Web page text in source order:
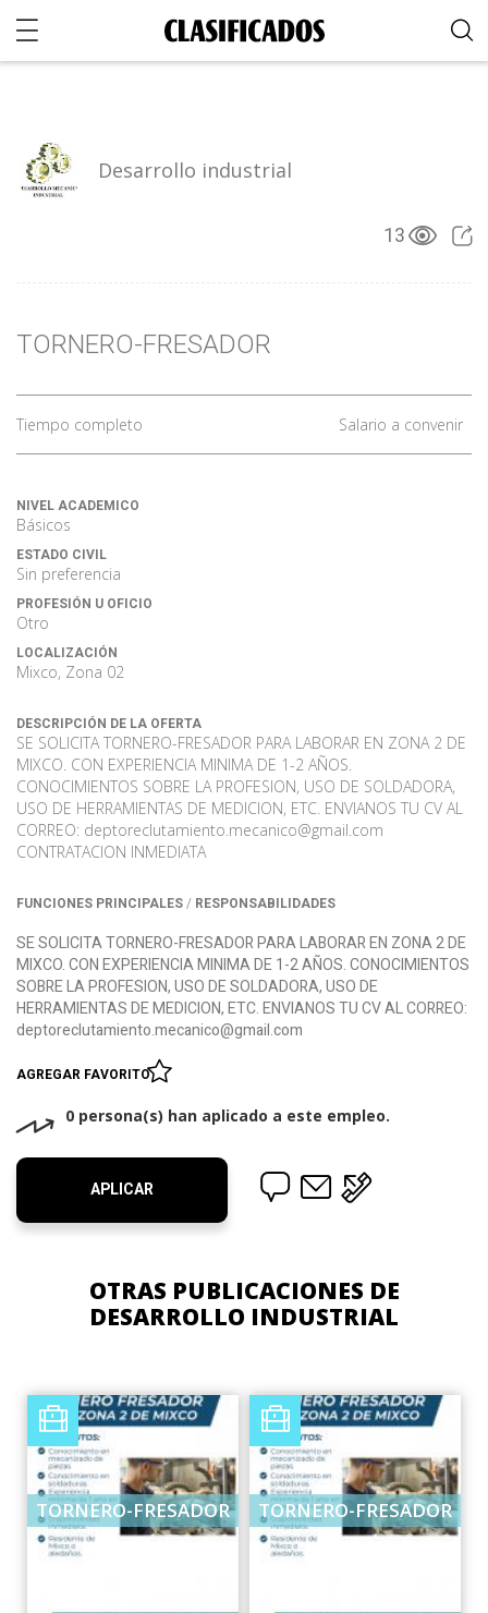
Desarrollo industrial
13
TORNERO-FRESADOR
Tiempo completo Salario a convenir
NIVEL ACADEMICO
Básicos
ESTADO CIVIL
Sin preferencia
PROFESIÓN U OFICIO
Otro
LOCALIZACIÓN
Mixco, Zona 02
DESCRIPCIÓN DE LA OFERTA
SE SOLICITA TORNERO-FRESADOR PARA LABORAR EN ZONA 2 DE
MIXCO. CON EXPERIENCIA MINIMA DE 1-2 AÑOS.
CONOCIMIENTOS SOBRE LA PROFESION, USO DE SOLDADORA,
USO DE HERRAMIENTAS DE MEDICION, ETC. ENVIANOS TU CV AL
CORREO: deptoreclutamiento.mecanico@gmail.com
CONTRATACION INMEDIATA
FUNCIONES PRINCIPALES / RESPONSABILIDADES
SE SOLICITA TORNERO-FRESADOR PARA LABORAR EN ZONA 2 DE
MIXCO. CON EXPERIENCIA MINIMA DE 1-2 AÑOS. CONOCIMIENTOS
SOBRE LA PROFESION, USO DE SOLDADORA, USO DE
HERRAMIENTAS DE MEDICION, ETC. ENVIANOS TU CV AL CORREO:
deptoreclutamiento.mecanico@gmail.com
AGREGAR FAVORITO
0 persona(s) han aplicado a este empleo.
APLICAR
OTRAS PUBLICACIONES DE
DESARROLLO INDUSTRIAL
TORNERO-FRESADOR TORNERO-FRESADOR